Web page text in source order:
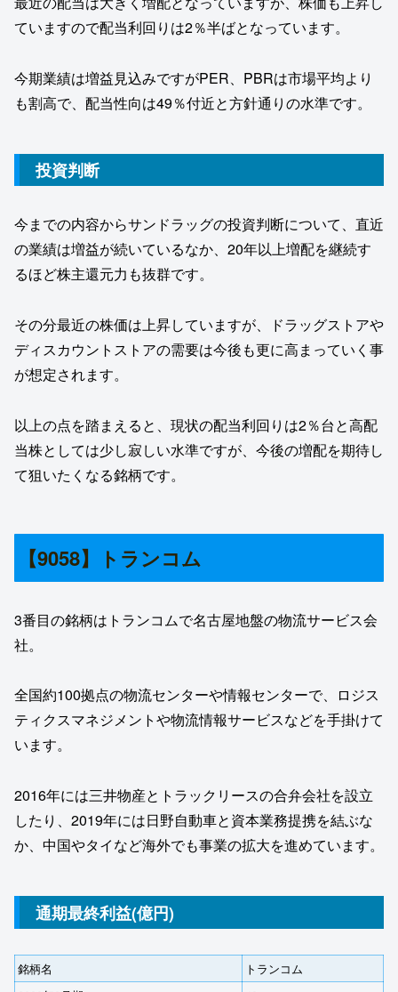
ていますので配当利回りは2％半ばとなっています。
今期業績は増益見込みですがPER、PBRは市場平均より
も割高で、配当性向は49％付近と方針通りの水準です。
投資判断
今までの内容からサンドラッグの投資判断について、直近
の業績は増益が続いているなか、20年以上増配を継続す
るほど株主還元力も抜群です。
その分最近の株価は上昇していますが、ドラッグストアや
ディスカウントストアの需要は今後も更に高まっていく事
が想定されます。
以上の点を踏まえると、現状の配当利回りは2％台と高配
当株としては少し寂しい水準ですが、今後の増配を期待し
て狙いたくなる銘柄です。
【9058】トランコム
3番目の銘柄はトランコムで名古屋地盤の物流サービス会
社。
全国約100拠点の物流センターや情報センターで、ロジス
ティクスマネジメントや物流情報サービスなどを手掛けて
います。
2016年には三井物産とトラックリースの合弁会社を設立
したり、2019年には日野自動車と資本業務提携を結ぶな
か、中国やタイなど海外でも事業の拡大を進めています。
通期最終利益(億円)
銘柄名
トランコム